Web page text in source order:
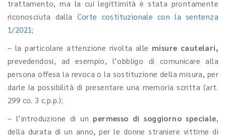
trattamento, ma la cui legittimità è stata prontamente
riconosciuta dalla Corte costituzionale con la sentenza
1/2021 ;
– la particolare attenzione rivolta alle misure cautelari,
prevedendosi, ad esempio, l’obbligo di comunicare alla
persona offesa la revoca o la sostituzione della misura, per
darle la possibilità di presentare una memoria scritta (art.
299 co. 3 c.p.p.);
– l’introduzione di un permesso di soggiorno speciale,
della durata di un anno, per le donne straniere vittime di